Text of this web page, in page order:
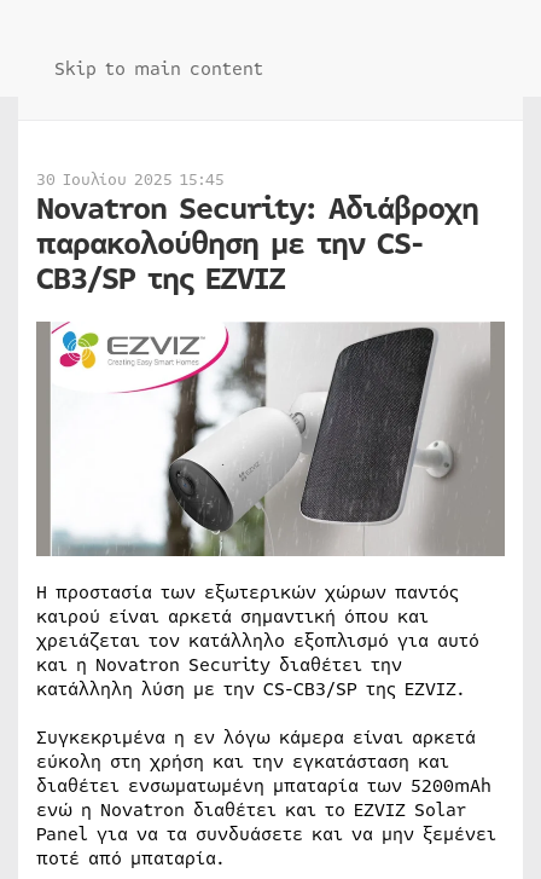
Skip to main content
30 Ιουλίου 2025 15:45
Novatron Security: Αδιάβροχη
παρακολούθηση με την CS-
CB3/SP της EZVIZ
Η προστασία των εξωτερικών χώρων παντός
καιρού είναι αρκετά σημαντική όπου και
χρειάζεται τον κατάλληλο εξοπλισμό για αυτό
και η Novatron Security διαθέτει την
κατάλληλη λύση με την CS-CB3/SP της EZVIZ.
Συγκεκριμένα η εν λόγω κάμερα είναι αρκετά
εύκολη στη χρήση και την εγκατάσταση και
διαθέτει ενσωματωμένη μπαταρία των 5200mAh
ενώ η Novatron διαθέτει και το EZVIZ Solar
Panel για να τα συνδυάσετε και να μην ξεμένει
ποτέ από μπαταρία.